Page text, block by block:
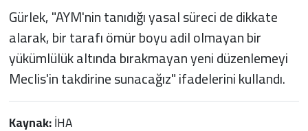
Gürlek, "AYM'nin tanıdığı yasal süreci de dikkate
alarak, bir tarafı ömür boyu adil olmayan bir
yükümlülük altında bırakmayan yeni düzenlemeyi
Meclis'in takdirine sunacağız" ifadelerini kullandı.
Kaynak:İHA